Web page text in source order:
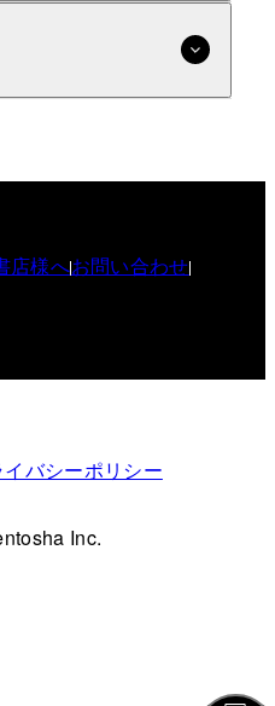
店様へお問い合わせ
バシーポリシー
Inc.